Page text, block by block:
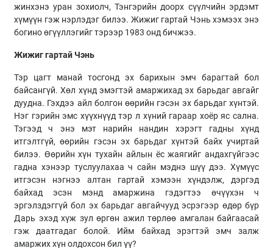
жинхэнэ уран зохиолч, Тэнгэрийн доорх сүүлчийн эрдэмт
хүмүүн гэж нэрлэдэг билээ. Жижиг гартай Чэнь хэмээх энэ
богино өгүүллэгийг тэрээр 1983 онд бичжээ.
Жижиг гартай Чэнь
Тэр цагт манай тосгонд эх барихын эмч барагтай бол
байсангүй. Хөл хүнд эмэгтэй амаржихад эх барьдаг авгайг
дуудна. Гэхдээ айл болгон өөрийн гэсэн эх барьдаг хүнтэй.
Нэг гэрийн эмс хүүхнүүд тэр л хүний гараар хоёр яс сална.
Тэгээд ч энэ мэт нарийн нандин хэрэгт гадны хүнд
итгэлтгүй, өөрийн гэсэн эх барьдаг хүнтэй байх учиртай
билээ. Өөрийн хүн тухайн айлын ёс жаягийг андахгүйгээс
гадна хэнээр туслуулахаа ч сайн мэднэ шүү дээ. Хүмүүс
итгэсэн нэгнээ алтан гартай хэмээн хүндэлж, дэргэд
байхад эсэн мэнд амаржина гэдэгтээ өчүүхэн ч
эргэлздэггүй бол эх барьдаг авгайчууд эсрэгээр өдөр бүр
Дарь эхэд хүж зул өргөн ажил төрлөө амгалан байгаасай
гэж даатгадаг болой. Ийм байхад эрэгтэй эмч залж
амаржих хүн олдохсон бил үү?